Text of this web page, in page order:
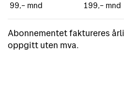
99,– mnd 199,– mnd
Abonnementet faktureres
oppgitt uten mva.